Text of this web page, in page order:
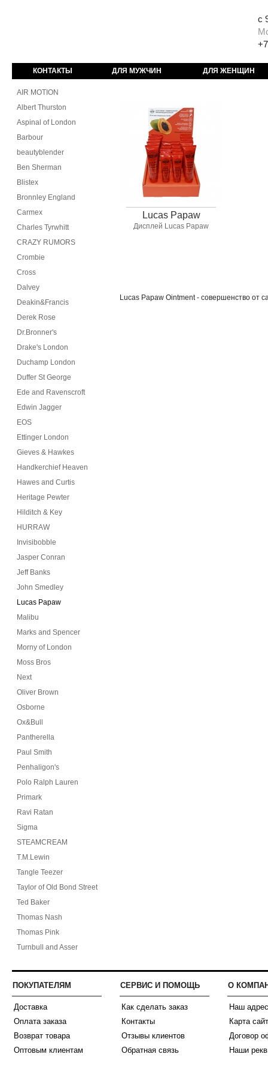
с
КОНТАКТЫ ДЛЯ МУЖЧИН ДЛЯ ЖЕНЩИН
AIR MOTION
Albert Thurston
Aspinal of London
Barbour
beautyblender
Ben Sherman
Blistex
Bronnley England
Carmex
Charles Tyrwhitt
CRAZY RUMORS
Crombie
Cross
Dalvey
Deakin&Francis
Derek Rose
Dr.Bronner's
Drake's London
Duchamp London
Duffer St George
Ede and Ravenscroft
Edwin Jagger
EOS
Ettinger London
Gieves & Hawkes
Handkerchief Heaven
Hawes and Curtis
Heritage Pewter
Hilditch & Key
HURRAW
Invisibobble
Jasper Conran
Jeff Banks
John Smedley
Lucas Papaw
Malibu
Marks and Spencer
Morny of London
Moss Bros
Next
Oliver Brown
Osborne
Ox&Bull
Pantherella
Paul Smith
Penhaligon's
Polo Ralph Lauren
Primark
Ravi Ratan
Sigma
STEAMCREAM
T.M.Lewin
Tangle Teezer
Taylor of Old Bond Street
Ted Baker
Thomas Nash
Thomas Pink
Turnbull and Asser
Lucas Papaw
Дисплей Lucas Papaw
Lucas Papaw Ointment - совершенство от
ПОКУПАТЕЛЯМ
Доставка
Оплата заказа
Возврат товара
Оптовым клиентам
СЕРВИС И ПОМОЩЬ
Как сделать заказ
Контакты
Отзывы клиентов
Обратная связь
О
Наш адрес
Карта
Договор
Наши